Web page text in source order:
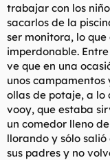
trabajar con los
sacarlos de la
ser monitora, lo
imperdonable.
ve que en una
unos
ollas de potaje, a lo
vooy, que estaba
un comedor lleno
llorando y sólo
sus padres y no